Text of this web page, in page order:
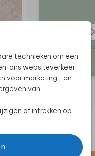
technieken om een
ons websiteverkeer
voor marketing- en
van
of intrekken op